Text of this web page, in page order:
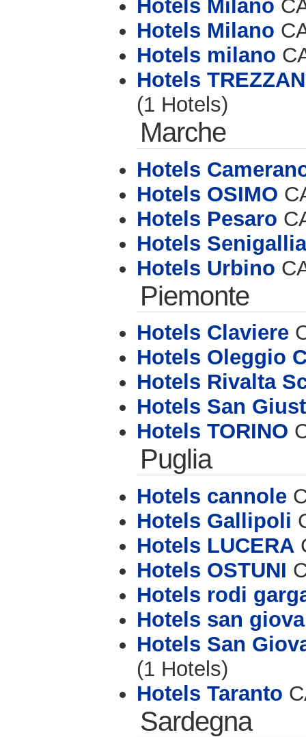
Hotels Milano
Hotels Milano
Hotels milano
Hotels
(1 Hotels)
Marche
Hotels
Hotels OSIMO
Hotels Pesaro
Hotels Senigallia
Hotels Urbino
Piemonte
Hotels Claviere
Hotels Oleggio
Hotels Rivalta
Hotels San
Hotels TORINO
Puglia
Hotels cannole
Hotels Gallipoli
Hotels LUCERA
Hotels OSTUNI
Hotels rodi
Hotels san
Hotels San
(1 Hotels)
Hotels Taranto
Sardegna